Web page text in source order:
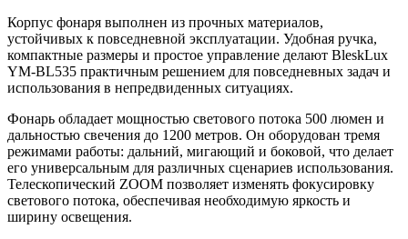
Корпус фонаря выполнен из прочных материалов,
устойчивых к повседневной эксплуатации. Удобная ручка,
компактные размеры и простое управление делают BleskLux
YM-BL535 практичным решением для повседневных задач и
использования в непредвиденных ситуациях.
Фонарь обладает мощностью светового потока 500 люмен и
дальностью свечения до 1200 метров. Он оборудован тремя
режимами работы: дальний, мигающий и боковой, что делает
его универсальным для различных сценариев использования.
Телескопический ZOOM позволяет изменять фокусировку
светового потока, обеспечивая необходимую яркость и
ширину освещения.